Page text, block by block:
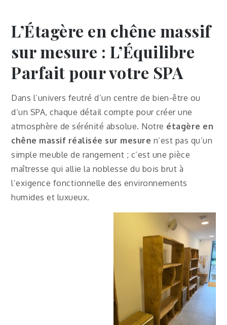
L’Étagère en chêne massif
sur mesure : L’Équilibre
Parfait pour votre SPA
Dans l’univers feutré d’un centre de bien-être ou
d’un SPA, chaque détail compte pour créer une
atmosphère de sérénité absolue. Notre étagère en
chêne massif réalisée sur mesure n’est pas qu’un
simple meuble de rangement ; c’est une pièce
maîtresse qui allie la noblesse du bois brut à
l’exigence fonctionnelle des environnements
humides et luxueux.